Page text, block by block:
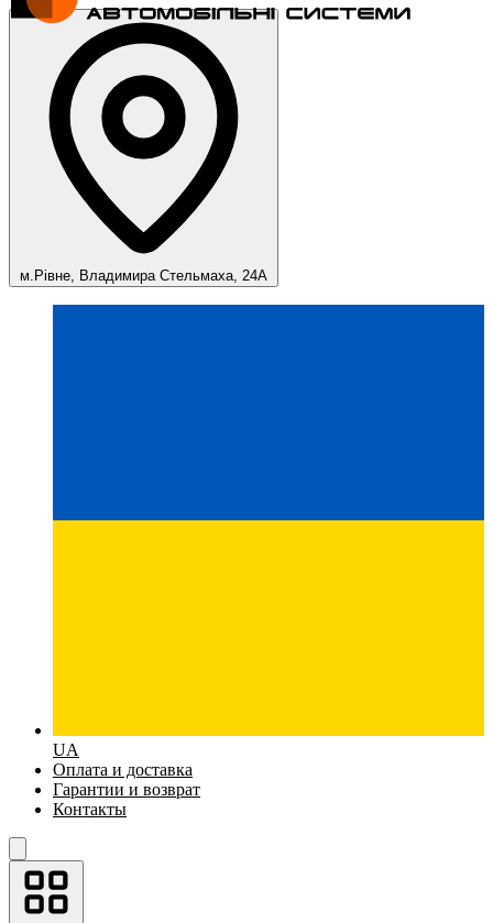
м.Рівне, Владимира Стельмаха, 24А
UA
Оплата и доставка
Гарантии и возврат
Контакты